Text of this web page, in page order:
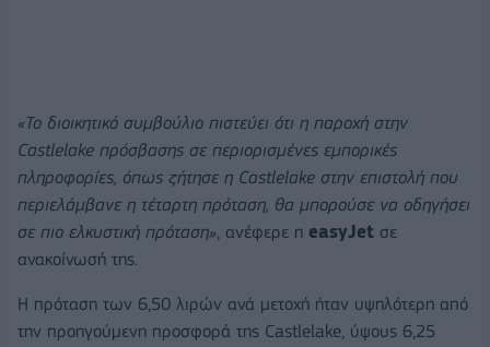
«Το διοικητικό συμβούλιο πιστεύει ότι η παροχή στην
Castlelake πρόσβασης σε περιορισμένες εμπορικές
πληροφορίες, όπως ζήτησε η Castlelake στην επιστολή που
περιελάμβανε η τέταρτη πρόταση, θα μπορούσε να οδηγήσει
σε πιο ελκυστική πρόταση» , ανέφερε η easyJet σε
ανακοίνωσή της.
Η πρόταση των 6,50 λιρών ανά μετοχή ήταν υψηλότερη από
την προηγούμενη προσφορά της Castlelake, ύψους 6,25